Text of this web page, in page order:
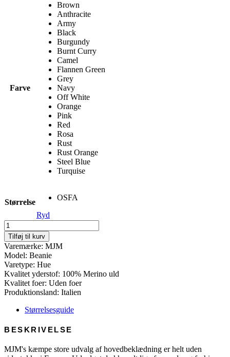
Farve
Brown
Anthracite
Army
Black
Burgundy
Burnt Curry
Camel
Flannen Green
Grey
Navy
Off White
Orange
Pink
Red
Rosa
Rust
Rust Orange
Steel Blue
Turquise
Størrelse
OSFA
Ryd
Beanie
-
100%
Merino
Wool
antal
Tilføj til kurv
Varemærke: MJM
Model: Beanie
Varetype: Hue
Kvalitet yderstof: 100% Merino uld
Kvalitet foer: Uden foer
Produktionsland: Italien
Størrelsesguide
BESKRIVELSE
MJM's kæmpe store udvalg af hovedbeklædning er helt uden